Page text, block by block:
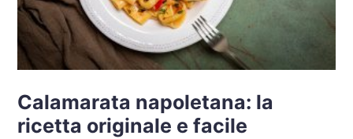
Calamarata napoletana: la
ricetta originale e facile